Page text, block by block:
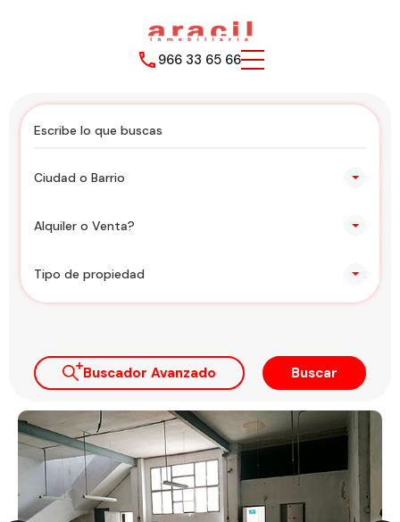
966 33 65 66
Ciudad o Barrio
Alquiler o Venta?
Tipo de propiedad
Buscador Avanzado Buscar